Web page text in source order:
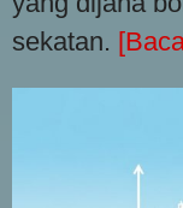
sekatan.